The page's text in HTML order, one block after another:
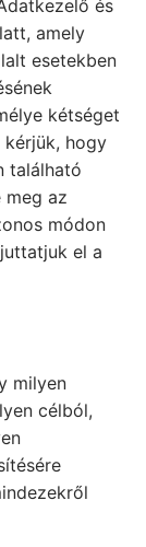
és
amely
esetekben
kétséget
kérjük, hogy
található
meg az
módon
el a
milyen
célból,